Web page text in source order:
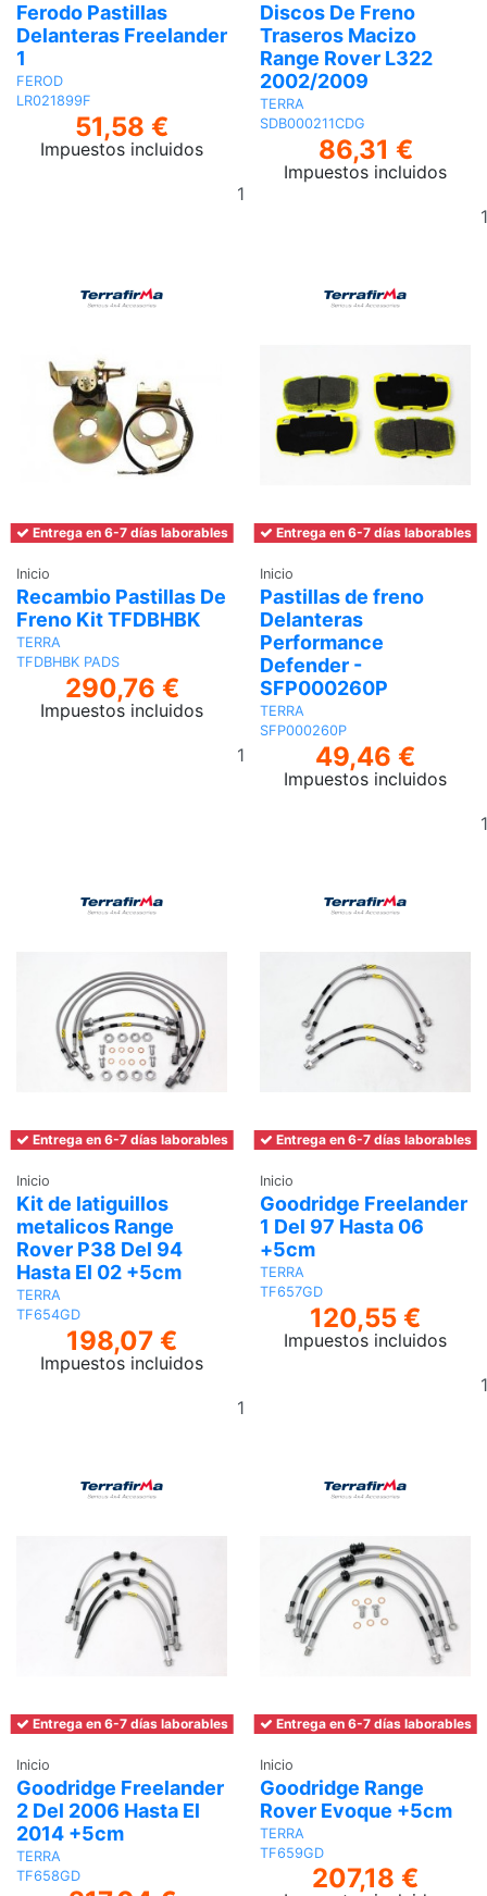
Ferodo Pastillas
Delanteras Freelander
1
FEROD
LR021899F
51,58 €
Impuestos incluidos
Añadir
Discos De Freno
Traseros Macizo
Range Rover L322
2002/2009
TERRA
SDB000211CDG
86,31 €
Impuestos incluidos
Entrega en 6-7 días laborables
Inicio
Recambio Pastillas De
Freno Kit TFDBHBK
TERRA
TFDBHBK PADS
290,76 €
Impuestos incluidos
Añadir
carrito
Entrega en 6-7 días laborables
Inicio
Pastillas de freno
Delanteras
Performance
Defender -
SFP000260P
TERRA
SFP000260P
49,46 €
Impuestos incluidos
Entrega en 6-7 días laborables
Inicio
Kit de latiguillos
metalicos Range
Rover P38 Del 94
Hasta El 02 +5cm
TERRA
TF654GD
198,07 €
Impuestos incluidos
Entrega en 6-7 días laborables
Inicio
Goodridge Freelander
1 Del 97 Hasta 06
+5cm
TERRA
TF657GD
120,55 €
Impuestos incluidos
Entrega en 6-7 días laborables
Inicio
Goodridge Freelander
2 Del 2006 Hasta El
2014 +5cm
TERRA
TF658GD
Entrega en 6-7 días laborables
Inicio
Goodridge Range
Rover Evoque +5cm
TERRA
TF659GD
207,18 €